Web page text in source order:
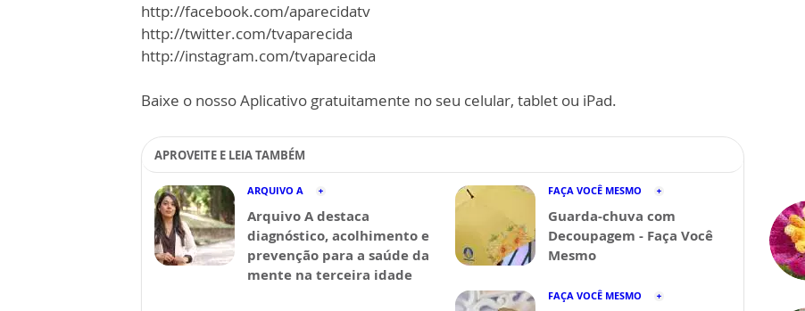
http://facebook.com/aparecidatv
http://twitter.com/tvaparecida
http://instagram.com/tvaparecida
Baixe o nosso Aplicativo gratuitamente no seu celular, tablet ou iPad.
APROVEITE E LEIA TAMBÉM
ARQUIVO A
Arquivo A destaca
diagnóstico, acolhimento e
prevenção para a saúde da
mente na terceira idade
FAÇA VOCÊ MESMO
Guarda-chuva com
Decoupagem - Faça Você
Mesmo
FAÇA VOCÊ MESMO